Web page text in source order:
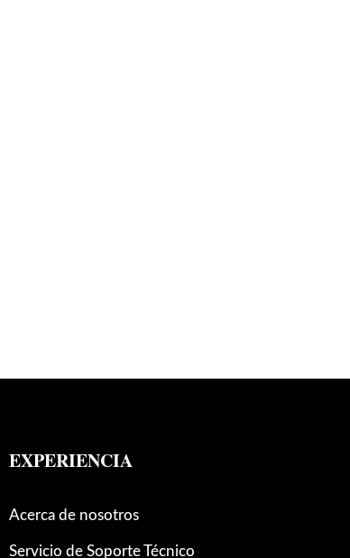
EXPERIENCIA
Acerca de nosotros
Servicio de Soporte Técnico